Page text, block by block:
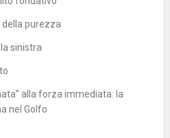
della purezza
sinistra
alla forza immediata: la
nel Golfo